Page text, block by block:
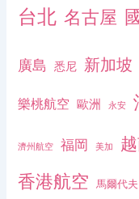
台北 名古屋
廣島 悉尼 新加坡
樂桃航空 歐洲 永安
濟州航空 福岡 美加
香港航空 馬爾代夫